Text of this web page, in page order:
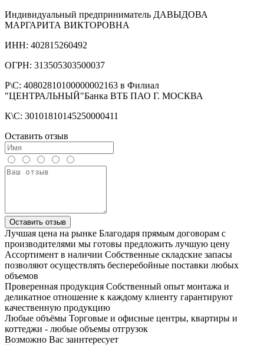
Индивидуальный предприниматель ДАВЫДОВА
МАРГАРИТА ВИКТОРОВНА
ИНН: 402815260492
ОГРН: 313505303500037
Р\С: 40802810100000002163 в Филиал
"ЦЕНТРАЛЬНЫЙ"Банка ВТБ ПАО Г. МОСКВА
К\С: 30101810145250000411
Оставить отзыв
Оставить отзыв
Лучшая цена на рынке Благодаря прямым договорам с
производителями мы готовы предложить лучшую цену
Ассортимент в наличии Собственные складские запасы
позволяют осуществлять бесперебойные поставки любых
объемов
Проверенная продукция Собственный опыт монтажа и
деликатное отношение к каждому клиенту гарантируют
качественную продукцию
Любые объёмы Торговые и офисные центры, квартиры и
коттеджи - любые объемы отгрузок
Возможно Вас заинтересует